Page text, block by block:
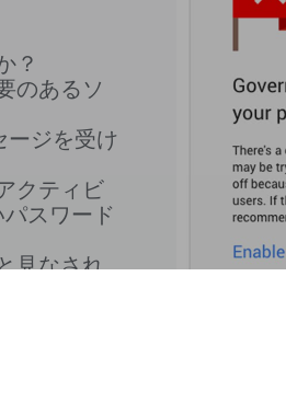
？
のあるソ
ージを受け
クティビ
スワード
見なされ
な保護